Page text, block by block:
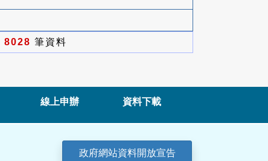
8028 筆資料
線上申辦 資料下載
政府網站資料開放宣告